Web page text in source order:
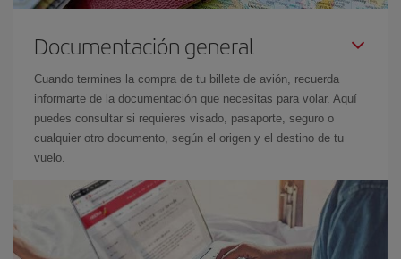
Documentación general
Cuando termines la compra de tu billete de avión, recuerda
informarte de la documentación que necesitas para volar. Aquí
puedes consultar si requieres visado, pasaporte, seguro o
cualquier otro documento, según el origen y el destino de tu
vuelo.